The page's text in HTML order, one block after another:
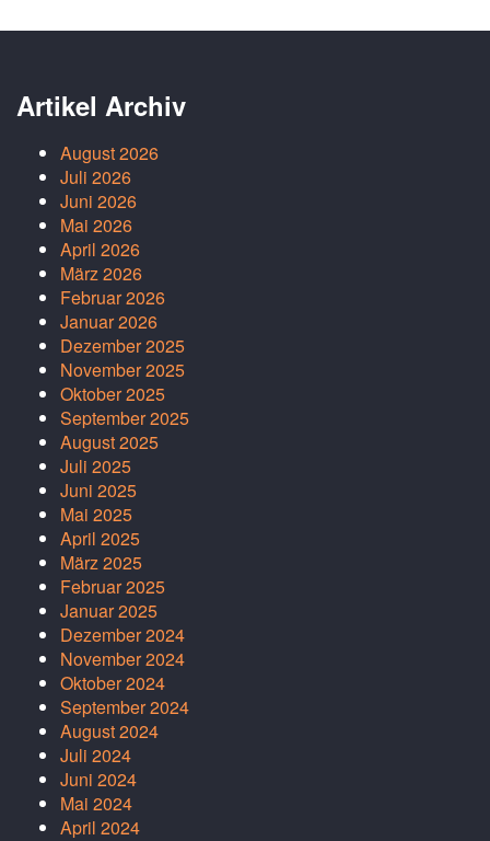
Artikel Archiv
August 2026
Juli 2026
Juni 2026
Mai 2026
April 2026
März 2026
Februar 2026
Januar 2026
Dezember 2025
November 2025
Oktober 2025
September 2025
August 2025
Juli 2025
Juni 2025
Mai 2025
April 2025
März 2025
Februar 2025
Januar 2025
Dezember 2024
November 2024
Oktober 2024
September 2024
August 2024
Juli 2024
Juni 2024
Mai 2024
April 2024